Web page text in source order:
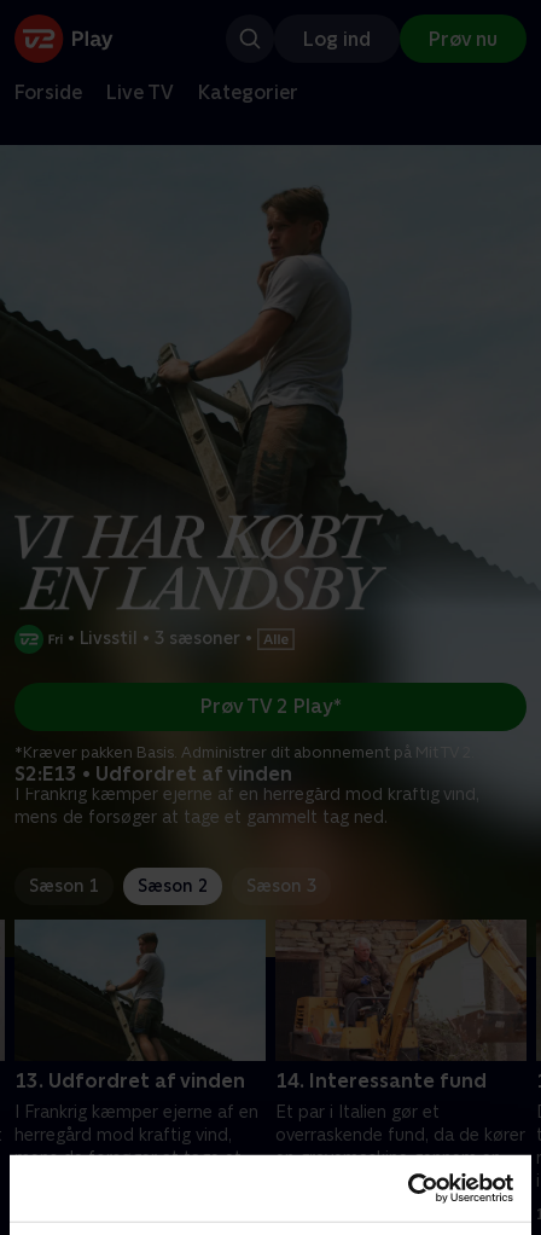
Log ind Prøv nu
Forside Live TV Kategorier
• Livsstil • 3 sæsoner •
S2:E13 • Udfordret af vinden
I Frankrig kæmper ejerne af en herregård mod kraftig vind,
mens de forsøger at tage et gammelt tag ned.
Prøv TV 2 Play*
*Kræver pakken Basis. Administrer dit abonnement på Mit TV 2.
Sæson 1 Sæson 2 Sæson 3
13. Udfordret af vinden
I Frankrig kæmper ejerne af en
herregård mod kraftig vind,
mens de forsøger at tage et
14. Interessante fund
Et par i Italien gør et
overraskende fund, da de kører
en gravemaskine gennem en
forfalden bygning.